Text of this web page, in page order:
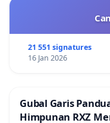
21 551 signatures
16 Jan 2026
Gubal Garis
Himpunan RXZ